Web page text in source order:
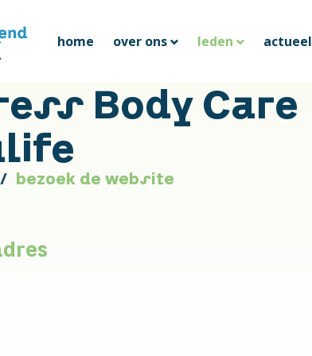
home over ons leden actueel
Body Care
bezoek de website